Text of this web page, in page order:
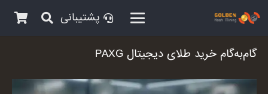
پشتیبانی
گام‌به‌گام خرید طلای دیجیتال PAXG